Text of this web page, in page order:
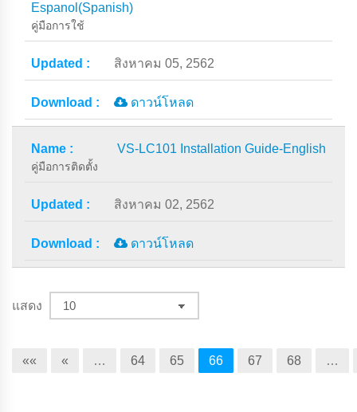
Espanol(Spanish)
คู่มือการใช้
สิงหาคม 05, 2562
ดาวน์โหลด
VS-LC101 Installation Guide-English
คู่มือการติดตั้ง
สิงหาคม 02, 2562
ดาวน์โหลด
แสดง
«« « … 64 65 66 67 68 …